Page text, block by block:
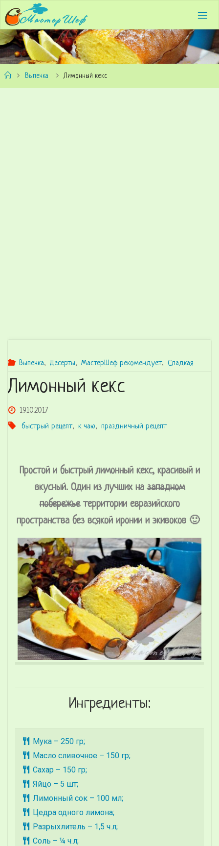
Выпечка Лимонный кекс
Выпечка, Десерты, МастерШеф рекомендует, Сладкая
Лимонный кекс
19.10.2017
быстрый рецепт, к чаю, праздничный рецепт
Ингредиенты:
Мука – 250 гр;
Масло сливочное – 150 гр;
Сахар – 150 гр;
Яйцо – 5 шт;
Лимонный сок – 100 мл;
Цедра одного лимона;
Разрыхлитель – 1,5 ч.л;
Соль – ¼ ч.л;
Простой и быстрый лимонный кекс, красивый и
вкусный. Один из лучших назападном
побережьетерритории евразийского
пространства без всякой иронии и экивоков 🙂